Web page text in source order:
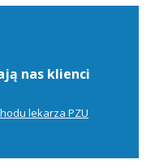
nas klienci
lekarza PZU